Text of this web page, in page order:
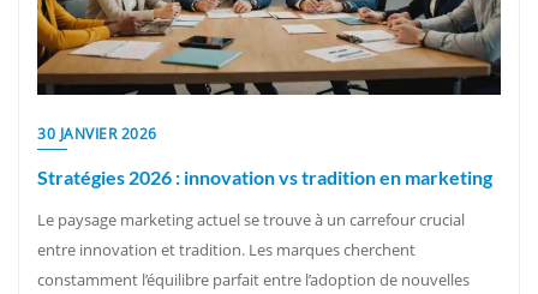
30 JANVIER 2026
Stratégies 2026 : innovation vs tradition en marketing
Le paysage marketing actuel se trouve à un carrefour crucial
entre innovation et tradition. Les marques cherchent
constamment l’équilibre parfait entre l’adoption de nouvelles